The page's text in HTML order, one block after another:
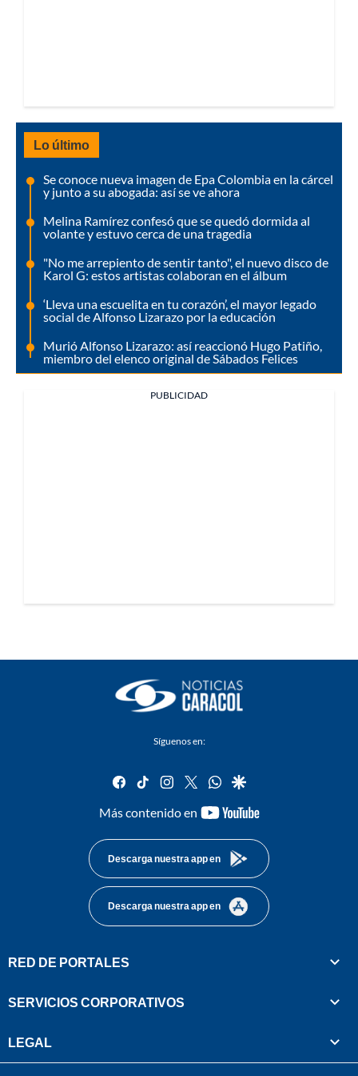
Lo último
Se conoce nueva imagen de Epa Colombia en la cárcel
y junto a su abogada: así se ve ahora
Melina Ramírez confesó que se quedó dormida al
volante y estuvo cerca de una tragedia
"No me arrepiento de sentir tanto", el nuevo disco de
Karol G: estos artistas colaboran en el álbum
‘Lleva una escuelita en tu corazón’, el mayor legado
social de Alfonso Lizarazo por la educación
Murió Alfonso Lizarazo: así reaccionó Hugo Patiño,
miembro del elenco original de Sábados Felices
PUBLICIDAD
Síguenos en:
facebook
tiktok instagram
twitterwhatsapp
google
Más contenido en
youtube-
Descarga nuestra app en
Descarga nuestra app en
RED DE PORTALES
SERVICIOS CORPORATIVOS
LEGAL